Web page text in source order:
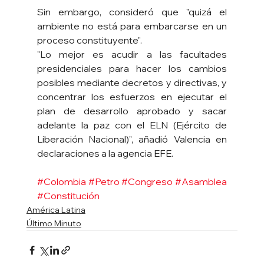
Sin embargo, consideró que "quizá el
ambiente no está para embarcarse en un
proceso constituyente".
"Lo mejor es acudir a las facultades
presidenciales para hacer los cambios
posibles mediante decretos y directivas, y
concentrar los esfuerzos en ejecutar el
plan de desarrollo aprobado y sacar
adelante la paz con el ELN (Ejército de
Liberación Nacional)", añadió Valencia en
declaraciones a la agencia EFE.
#Colombia #Petro #Congreso #Asamblea
#Constitución
América Latina
Último Minuto